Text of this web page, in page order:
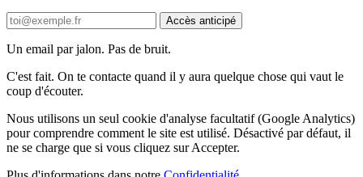
Accès anticipé
Un email par jalon. Pas de bruit.
C'est fait. On te contacte quand il y aura quelque chose qui vaut le
coup d'écouter.
Nous utilisons un seul cookie d'analyse facultatif (Google Analytics)
pour comprendre comment le site est utilisé. Désactivé par défaut, il
ne se charge que si vous cliquez sur Accepter.